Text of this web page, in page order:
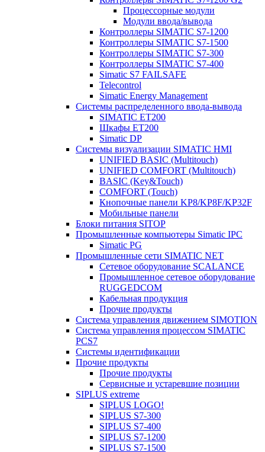
Процессорные модули
Модули ввода/вывода
Контроллеры SIMATIC S7-1200
Контроллеры SIMATIC S7-1500
Контроллеры SIMATIC S7-300
Контроллеры SIMATIC S7-400
Simatic S7 FAILSAFE
Telecontrol
Simatic Energy Management
Системы распределенного ввода-вывода
SIMATIC ET200
Шкафы ET200
Simatic DP
Системы визуализации SIMATIC HMI
UNIFIED BASIC (Multitouch)
UNIFIED COMFORT (Multitouch)
BASIC (Key&Touch)
COMFORT (Touch)
Кнопочные панели KP8/KP8F/KP32F
Мобильные панели
Блоки питания SITOP
Промышленные компьютеры Simatic IPC
Simatic PG
Промышленные сети SIMATIC NET
Сетевое оборудование SCALANCE
Промышленное сетевое оборудование
RUGGEDCOM
Кабельная продукция
Прочие продукты
Система управления движением SIMOTION
Система управления процессом SIMATIC
PCS7
Системы идентификации
Прочие продукты
Прочие продукты
Сервисные и устаревшие позиции
SIPLUS extreme
SIPLUS LOGO!
SIPLUS S7-300
SIPLUS S7-400
SIPLUS S7-1200
SIPLUS S7-1500